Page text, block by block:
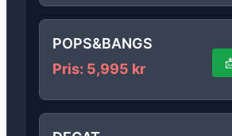
POPS&BANGS
Pris: 5,995 kr